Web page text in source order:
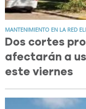
MANTENIMIENTO EN LA RED
Dos cortes
afectarán a
este viernes